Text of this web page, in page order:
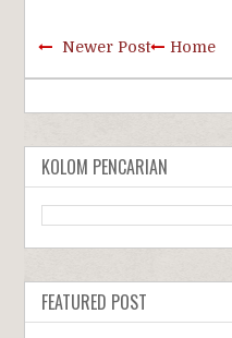
Newer Post Home
KOLOM PENCARIAN
FEATURED POST